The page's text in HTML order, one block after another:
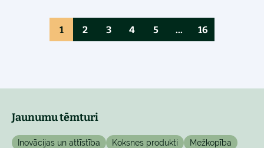
1 2 3 4 5 ... 16
Jaunumu tēmturi
Inovācijas un attīstība Koksnes produkti
Mežkopība